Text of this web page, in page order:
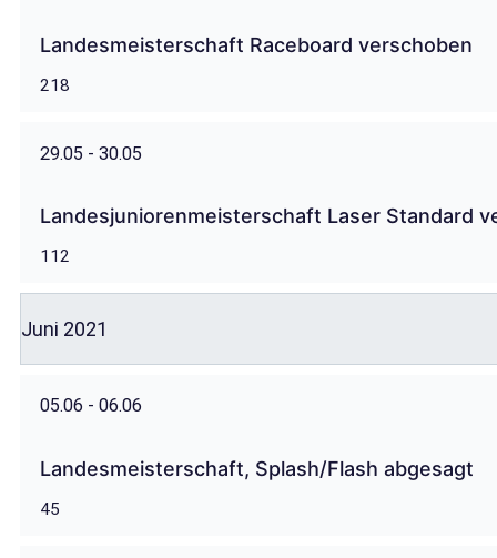
Landesmeisterschaft Raceboard verschoben
218
29.05 - 30.05
Landesjuniorenmeisterschaft Laser Standard
112
Juni 2021
05.06 - 06.06
Landesmeisterschaft, Splash/Flash abgesagt
45